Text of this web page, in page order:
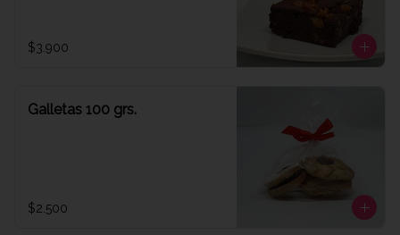
$3.900
Galletas 100 grs.
$2.500